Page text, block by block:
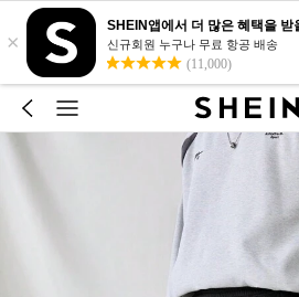
× 신규회원 누구나 무료 항공 배송
(11,000)